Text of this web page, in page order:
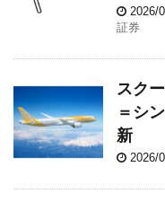
2026/
証券
スク
＝シ
新
2026/